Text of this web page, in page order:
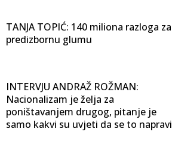
TANJA TOPIĆ: 140 miliona razloga za
predizbornu glumu
INTERVJU ANDRAŽ ROŽMAN:
Nacionalizam je želja za
poništavanjem drugog, pitanje je
samo kakvi su uvjeti da se to napravi